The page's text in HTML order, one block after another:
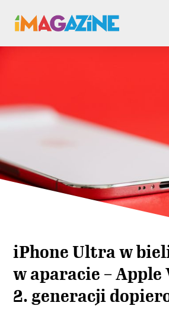
iPhone Ultra w
w aparacie – Apple
2. generacji